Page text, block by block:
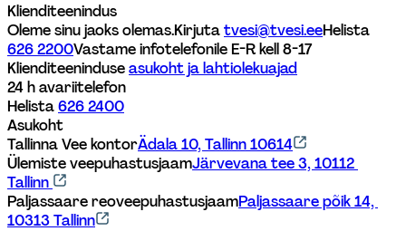
Klienditeenindus
Oleme sinu jaoks olemas.Kirjuta tvesi@tvesi.eeHelista
626 2200Vastame infotelefonile E-R kell 8-17
Klienditeeninduse asukoht ja lahtiolekuajad
24 h avariitelefon
Helista 626 2400
Asukoht
Tallinna Vee kontorÄdala 10, Tallinn 10614
Ülemiste veepuhastusjaamJärvevana tee 3, 10112
Tallinn
Paljassaare reoveepuhastusjaamPaljassaare põik 14,
10313 Tallinn